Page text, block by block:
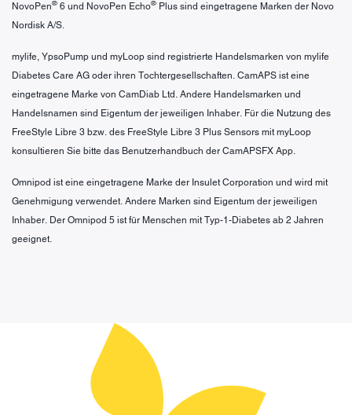
NovoPen® 6 und NovoPen Echo® Plus sind eingetragene Marken der Novo
Nordisk A/S.
mylife, YpsoPump und myLoop sind registrierte Handelsmarken von mylife
Diabetes Care AG oder ihren Tochtergesellschaften. CamAPS ist eine
eingetragene Marke von CamDiab Ltd. Andere Handelsmarken und
Handelsnamen sind Eigentum der jeweiligen Inhaber. Für die Nutzung des
FreeStyle Libre 3 bzw. des FreeStyle Libre 3 Plus Sensors mit myLoop
konsultieren Sie bitte das Benutzerhandbuch der CamAPSFX App.
Omnipod ist eine eingetragene Marke der Insulet Corporation und wird mit
Genehmigung verwendet. Andere Marken sind Eigentum der jeweiligen
Inhaber. Der Omnipod 5 ist für Menschen mit Typ-1-Diabetes ab 2 Jahren
geeignet.